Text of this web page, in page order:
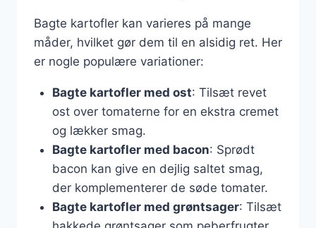
Bagte kartofler kan varieres på mange
måder, hvilket gør dem til en alsidig ret. Her
er nogle populære variationer:
Bagte kartofler med ost: Tilsæt revet
ost over tomaterne for en ekstra cremet
og lækker smag.
Bagte kartofler med bacon: Sprødt
bacon kan give en dejlig saltet smag,
der komplementerer de søde tomater.
Bagte kartofler med grøntsager: Tilsæt